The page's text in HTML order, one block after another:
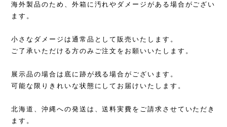
海外製品のため、外箱に汚れやダメージがある場合がござい
ます。
小さなダメージは通常品として販売いたします。
ご了承いただける方のみご注文をお願いいたします。
展示品の場合は底に跡が残る場合がございます。
可能な限りきれいな状態にしてお届けいたします。
北海道、沖縄への発送は、送料実費をご請求させていただき
ます。